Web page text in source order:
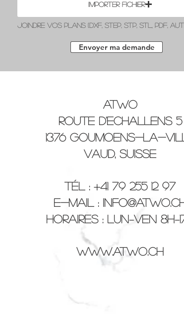
Importer fichier
Joindre vos plans (DXF, STEP, STP, STL, PDF,
Envoyer ma demande
Atwo
Route d'Echallens 5
1376 Goumoens-la-
Vaud, Suisse
Tél : +41 79 255 12 97
E-mail :
Horaires : Lun–Ven
www.atwo.ch